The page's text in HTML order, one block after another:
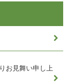
お見舞い申し上